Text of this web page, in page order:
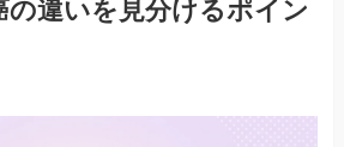
の違いを見分けるポイン